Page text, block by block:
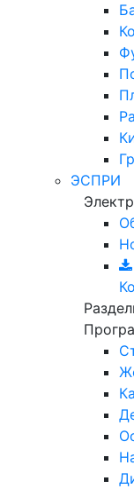
ЭСПРИ